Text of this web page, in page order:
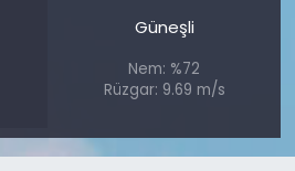
Güneşli
Nem: %72
Rüzgar: 9.69 m/s